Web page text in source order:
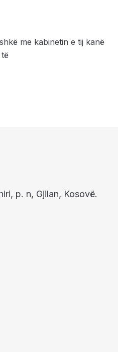
me kabinetin e tij kanë
p. n, Gjilan, Kosovë.